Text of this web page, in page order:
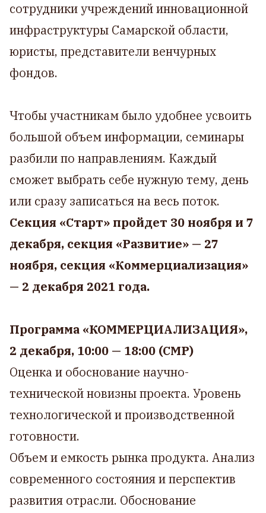
сотрудники учреждений инновационной
инфраструктуры Самарской области,
юристы, представители венчурных
фондов.
Чтобы участникам было удобнее усвоить
большой объем информации, семинары
разбили по направлениям. Каждый
сможет выбрать себе нужную тему, день
или сразу записаться на весь поток.
Секция «Старт» пройдет 30 ноября и 7
декабря, секция «Развитие» — 27
ноября, секция «Коммерциализация»
— 2 декабря 2021 года.
Программа «КОММЕРЦИАЛИЗАЦИЯ»,
2 декабря, 10:00 — 18:00 (СМР)
Оценка и обоснование научно-
технической новизны проекта. Уровень
технологической и производственной
готовности.
Объем и емкость рынка продукта. Анализ
современного состояния и перспектив
развития отрасли. Обоснование